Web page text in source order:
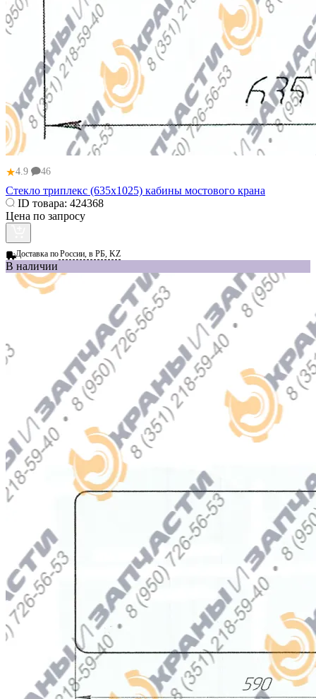
★4.9 46
Стекло триплекс (635x1025) кабины мостового крана
ID товара: 424368
Цена по запросу
Доставка поРоссии, в РБ, KZ
В наличии